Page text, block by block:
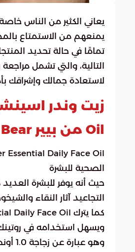
يعاني الكثير من الناس
يمنعهم من الاستمتاع
تمامًا في حالة تحديد
التالية، والتي تشمل
لاستعادة جمالك وإشراقك
Oil من بيير Bear
الصحية للبشرة
حيث أنه يوفر للبشرة
التجاعيد آثار النقاء
ويسهل استخدامه في روتينك
وهو عبارة عن زجاجة 1.0 أونصة سائلة (30 مل).